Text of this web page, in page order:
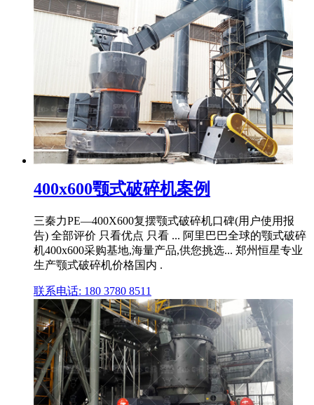
400x600颚式破碎机案例
三秦力PE—400X600复摆颚式破碎机口碑(用户使用报
告) 全部评价 只看优点 只看 ... 阿里巴巴全球的颚式破碎
机400x600采购基地,海量产品,供您挑选... 郑州恒星专业
生产颚式破碎机价格国内 .
联系电话: 180 3780 8511